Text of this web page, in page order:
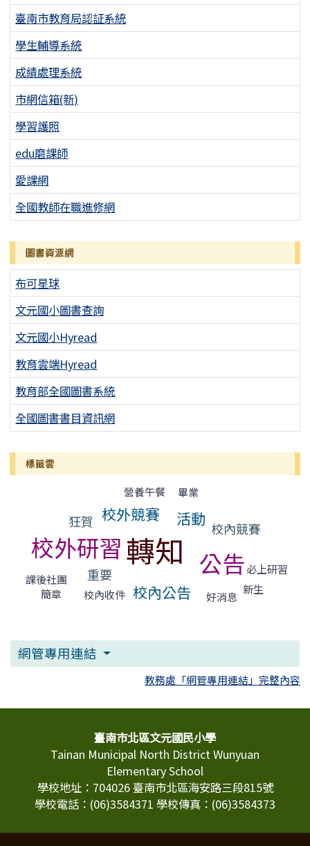
臺南市教育局認証系統
學生輔導系統
成績處理系統
市網信箱(新)
學習護照
edu磨課師
愛課網
全國教師在職進修網
圖書資源網
布可星球
文元國小圖書查詢
文元國小Hyread
教育雲端Hyread
教育部全國圖書系統
全國圖書書目資訊網
標籤雲
營養午餐 畢業
狂賀 校外競賽 活動
校外研習轉知
校內競賽
公告
課後社團 重要
必上研習
簡章
校內收件 校內公告 好消息
新生
網管專用連結
教務處「網管專用連結」完整內容
頁尾區域內容臺南市北區文元國民小學
Tainan Municipal North District Wunyuan
Elementary School
學校地址：704026 臺南市北區海安路三段815號
學校電話：(06)3584371 學校傳真：(06)3584373